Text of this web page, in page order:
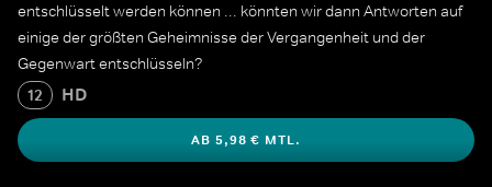
entschlüsselt werden können ... könnten wir dann Antworten auf
einige der größten Geheimnisse der Vergangenheit und der
Gegenwart entschlüsseln?
12
HD
AB 5,98 € MTL.